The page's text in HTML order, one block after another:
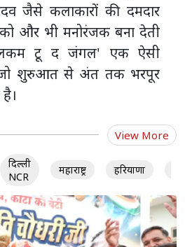
जैसे कलाकारों की दमदार
और भी मनोरंजक बना देती
टू द जंगल' एक ऐसी
जो शुरुआत से अंत तक भरपूर
View More
दिल्ली
NCR
महाराष्ट्र हरियाणा